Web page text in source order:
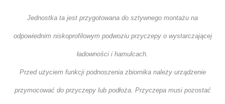
Jednostka ta jest przygotowana do sztywnego montażu na
odpowiednim niskoprofilowym podwoziu przyczepy o wystarczającej
ładowności i hamulcach.
Przed użyciem funkcji podnoszenia zbiornika należy urządzenie
przymocować do przyczepy lub podłoża. Przyczepa musi pozostać